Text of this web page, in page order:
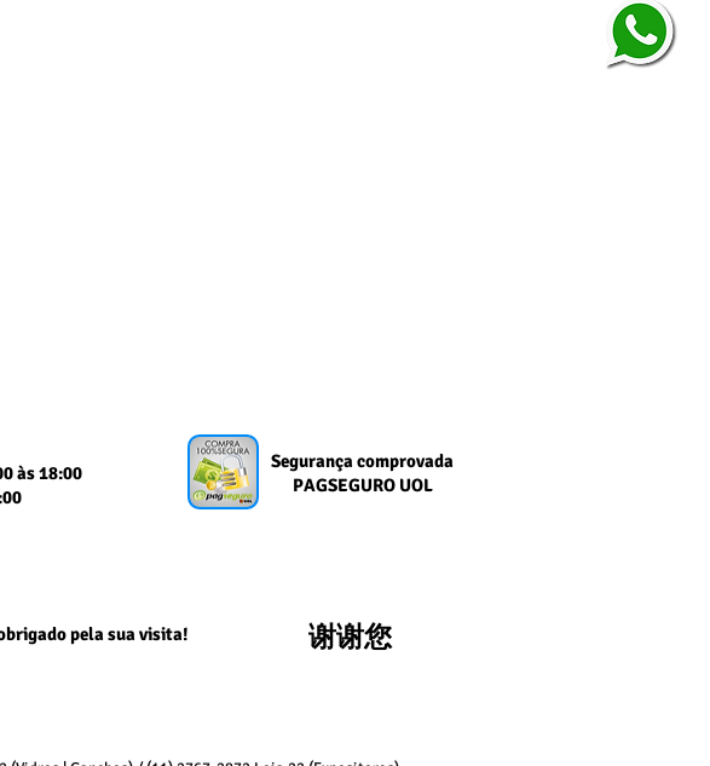
às 18:00
Segurança comprovada
PAGSEGURO UOL
pela sua visita! 谢谢您